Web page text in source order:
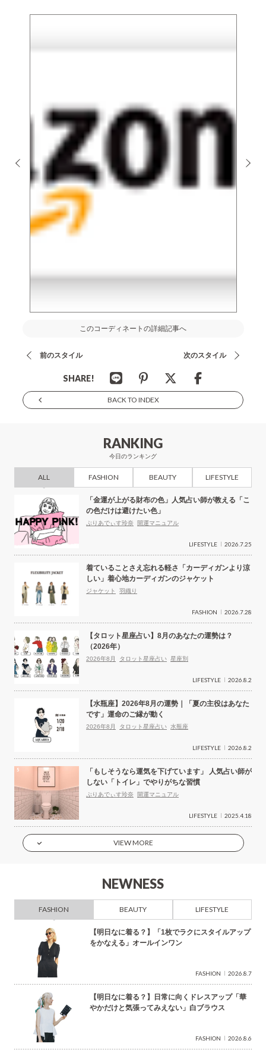
このコーディネートの詳細記事へ
前のスタイル 次のスタイル
SHARE!
BACK TO INDEX
RANKING
今日のランキング
ALL FASHION BEAUTY LIFESTYLE
「金運が上がる財布の色」人気占い師が教える「こ
の色だけは避けたい色」
ぷりあでぃす玲奈 開運マニュアル
LIFESTYLE 2026.7.25
着ていることさえ忘れる軽さ「カーディガンより涼
しい」着心地カーディガンのジャケット
ジャケット 羽織り
FASHION 2026.7.28
【タロット星座占い】8月のあなたの運勢は？
（2026年）
2026年8月 タロット星座占い 星座別
LIFESTYLE 2026.8.2
【水瓶座】2026年8月の運勢｜「夏の主役はあなた
です」運命のご縁が動く
2026年8月 タロット星座占い 水瓶座
LIFESTYLE 2026.8.2
「もしそうなら運気を下げています」 人気占い師が
しない「トイレ」でやりがちな習慣
ぷりあでぃす玲奈 開運マニュアル
LIFESTYLE 2025.4.18
VIEW MORE
NEWNESS
FASHION BEAUTY LIFESTYLE
【明日なに着る？】「1枚でラクにスタイルアップ
をかなえる」オールインワン
FASHION 2026.8.7
【明日なに着る？】日常に向くドレスアップ「華
やかだけと気張ってみえない」白ブラウス
FASHION 2026.8.6